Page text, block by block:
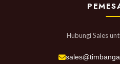
Hubungi Sales